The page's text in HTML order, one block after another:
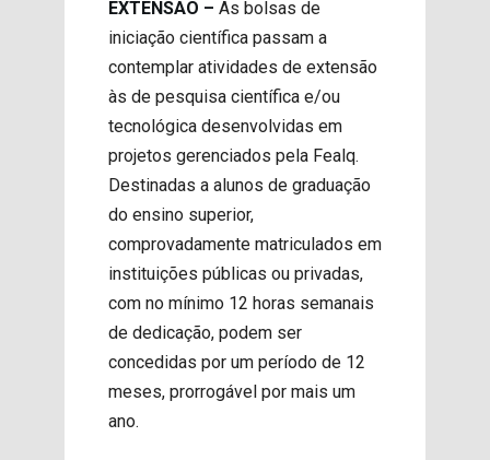
EXTENSÃO – As bolsas de
iniciação científica passam a
contemplar atividades de extensão
às de pesquisa científica e/ou
tecnológica desenvolvidas em
projetos gerenciados pela Fealq.
Destinadas a alunos de graduação
do ensino superior,
comprovadamente matriculados em
instituições públicas ou privadas,
com no mínimo 12 horas semanais
de dedicação, podem ser
concedidas por um período de 12
meses, prorrogável por mais um
ano.